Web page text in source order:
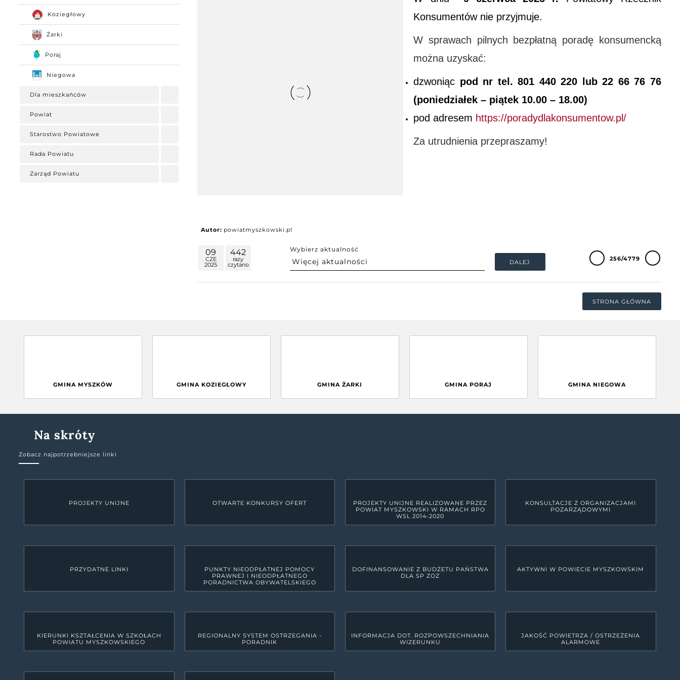
Koziegłowy
Żarki
Poraj
Niegowa
Dla mieszkańców
Powiat
Starostwo Powiatowe
Rada Powiatu
Zarząd Powiatu
Konsumentów nie przyjmuje.
W sprawach pilnych bezpłatną poradę konsumencką
można uzyskać:
dzwoniąc pod nr tel. 801 440 220 lub 22 66 76 76
(poniedziałek – piątek 10.00 – 18.00)
pod adresem https://poradydlakonsumentow.pl/
Za utrudnienia przepraszamy!
Autor: powiatmyszkowski.pl
09
CZE
2025
442
razy
czytano
Wybierz aktualność
DALEJ 256/4779
STRONA GŁÓWNA
GMINA MYSZKÓW GMINA KOZIEGŁOWY GMINA ŻARKI GMINA PORAJ GMINA NIEGOWA
Na skróty
Zobacz najpotrzebniejsze linki
PROJEKTY UNIJNE OTWARTE KONKURSY OFERT
PROJEKTY UNIJNE REALIZOWANE PRZEZ
POWIAT MYSZKOWSKI W RAMACH RPO
WSL 2014-2020
KONSULTACJE Z ORGANIZACJAMI
POZARZĄDOWYMI
PRZYDATNE LINKI
PUNKTY NIEODPŁATNEJ POMOCY
PRAWNEJ I NIEODPŁATNEGO
PORADNICTWA OBYWATELSKIEGO
DOFINANSOWANIE Z BUDŻETU PAŃSTWA
DLA SP ZOZ
AKTYWNI W POWIECIE MYSZKOWSKIM
KIERUNKI KSZTAŁCENIA W SZKOŁACH
POWIATU MYSZKOWSKIEGO
REGIONALNY SYSTEM OSTRZEGANIA -
PORADNIK
INFORMACJA DOT. ROZPOWSZECHNIANIA
WIZERUNKU
JAKOŚĆ POWIETRZA / OSTRZEŻENIA
ALARMOWE
KONTAKT GODZINY PRACY URZĘDU LINKI SYSTEMOWE